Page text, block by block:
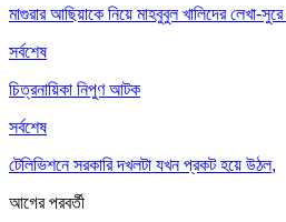
মাগুরার আছিয়াকে নিয়ে মাহবুবুল খালিদের লেখা-সুরে
সর্বশেষ
চিত্রনায়িকা নিপুণ আটক
সর্বশেষ
টেলিভিশনে সরকারি দখলটা যখন প্রকট হয়ে উঠল,
আগেরপরবর্তী